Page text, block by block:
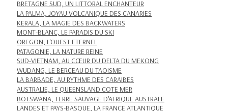
BRETAGNE SUD, UN LITTORAL ENCHANTEUR
LA PALMA, JOYAU VOLCANIQUE DES CANARIES
KERALA, LA MAGIE DES BACKWATERS
MONT-BLANC, LE PARADIS DU SKI
OREGON, L'OUEST ETERNEL
PATAGONIE, LA NATURE REINE
SUD-VIETNAM, AU CŒUR DU DELTA DU MEKONG
WUDANG, LE BERCEAU DU TAOISME
LA BARBADE, AU RYTHME DES CARAIBES
AUSTRALIE, LE QUEENSLAND COTE MER
BOTSWANA, TERRE SAUVAGE D'AFRIQUE AUSTRALE
LANDES ET PAYS-BASQUE, LA FRANCE ATLANTIQUE